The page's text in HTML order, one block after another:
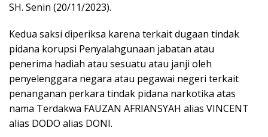
SH. Senin (20/11/2023).
Kedua saksi diperiksa karena terkait dugaan tindak
pidana korupsi Penyalahgunaan jabatan atau
penerima hadiah atau sesuatu atau janji oleh
penyelenggara negara atau pegawai negeri terkait
penanganan perkara tindak pidana narkotika atas
nama Terdakwa FAUZAN AFRIANSYAH alias VINCENT
alias DODO alias DONI.